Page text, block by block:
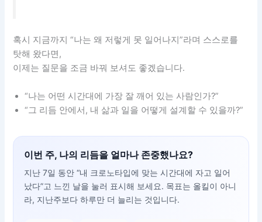
혹시 지금까지 “나는 왜 저렇게 못 일어나지”라며 스스로를
탓해 왔다면,
이제는 질문을 조금 바꿔 보셔도 좋겠습니다.
“나는 어떤 시간대에 가장 잘 깨어 있는 사람인가?”
“그 리듬 안에서, 내 삶과 일을 어떻게 설계할 수 있을까?”
이번 주, 나의 리듬을 얼마나 존중했나요?
지난 7일 동안 “내 크로노타입에 맞는 시간대에 자고 일어
났다”고 느낀 날을 눌러 표시해 보세요. 목표는 올킬이 아니
라, 지난주보다 하루만 더 늘리는 것입니다.